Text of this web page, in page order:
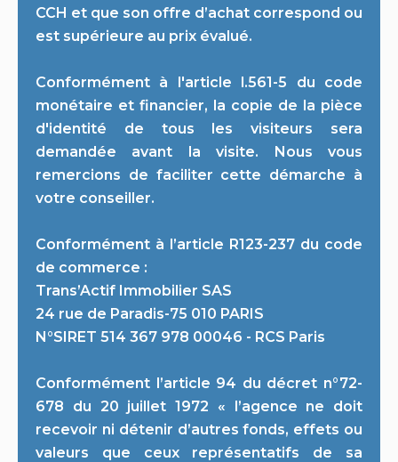
CCH et que son offre d’achat correspond ou
est supérieure au prix évalué.
Conformément à l'article l.561-5 du code
monétaire et financier, la copie de la pièce
d'identité de tous les visiteurs sera
demandée avant la visite. Nous vous
remercions de faciliter cette démarche à
votre conseiller.
Conformément à l’article R123-237 du code
de commerce :
Trans’Actif Immobilier SAS
24 rue de Paradis-75 010 PARIS
N°SIRET 514 367 978 00046 - RCS Paris
Conformément l’article 94 du décret n°72-
678 du 20 juillet 1972 « l’agence ne doit
recevoir ni détenir d’autres fonds, effets ou
valeurs que ceux représentatifs de sa